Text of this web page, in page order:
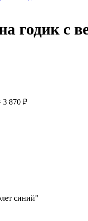
годик с
3 870 ₽
синий"